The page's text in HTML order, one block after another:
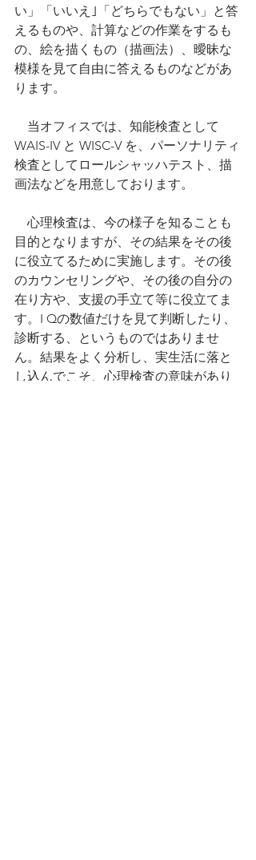
い」「いいえ｣「どちらでもない」と答
えるものや、計算などの作業をするも
の、絵を描くもの（描画法）、曖昧な
模様を見て自由に答えるものなどがあ
ります。
当オフィスでは、知能検査として
WAIS-IV と WISC-V を、パーソナリティ
検査としてロールシャッハテスト、描
画法などを用意しております。
心理検査は、今の様子を知ることも
目的となりますが、その結果をその後
に役立てるために実施します。その後
のカウンセリングや、その後の自分の
在り方や、支援の手立て等に役立てま
す。I Qの数値だけを見て判断したり、
診断する、というものではありませ
ん。結果をよく分析し、実生活に落と
し込んでこそ、心理検査の意味があり